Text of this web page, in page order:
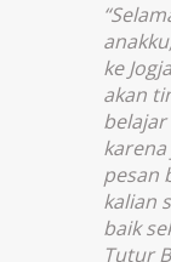
ke
akan
pesan
kalian
baik
Tutur